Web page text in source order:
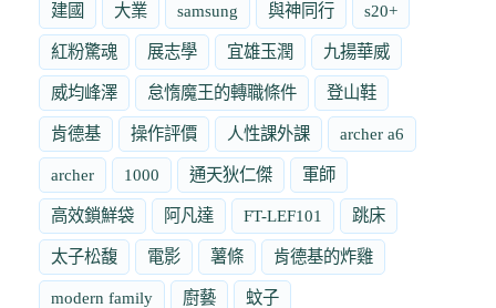
建國 大業 samsung 與神同行 s20+
紅粉驚魂 展志學 宜雄玉潤 九揚華威
威均峰澤 怠惰魔王的轉職條件 登山鞋
肯德基 操作評價 人性課外課 archer a6
archer 1000 通天狄仁傑 軍師
高效鎖鮮袋 阿凡達 FT-LEF101 跳床
太子松馥 電影 薯條 肯德基的炸雞
modern family 廚藝 蚊子